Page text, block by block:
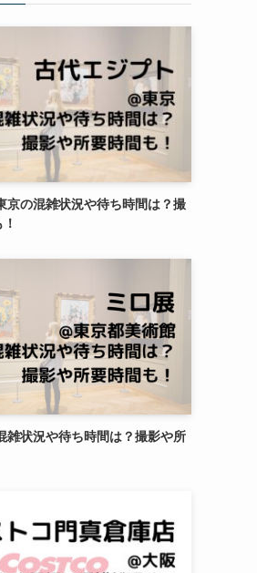
京の混雑状況や待ち時間は？撮
雑状況や待ち時間は？撮影や所